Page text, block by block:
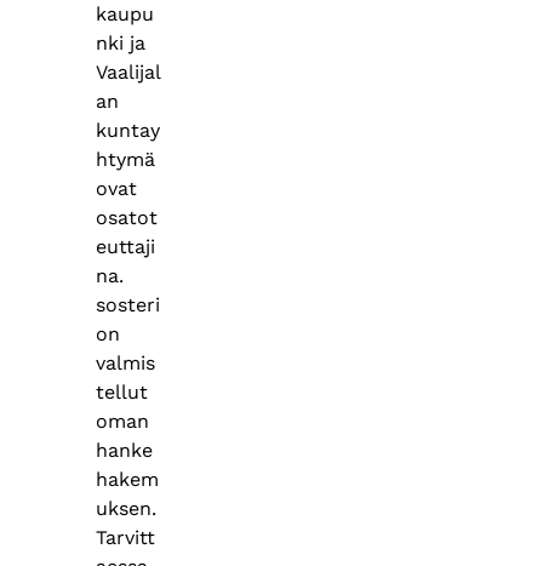
kaupu
nki ja
Vaalijal
an
kuntay
htymä
ovat
osatot
euttaji
na.
sosteri
on
valmis
tellut
oman
hanke
hakem
uksen.
Tarvitt